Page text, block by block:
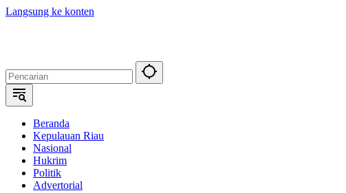
Langsung ke konten
Beranda
Kepulauan Riau
Nasional
Hukrim
Politik
Advertorial